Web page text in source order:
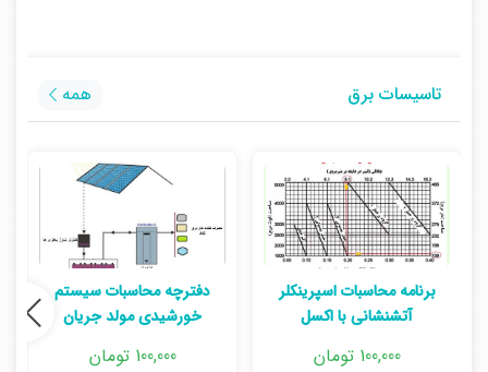
تاسیسات برق همه
برنامه محاسبات اسپرینکلر
آتشنشانی با اکسل
100,000 تومان
دفترچه محاسبات سیستم
خورشیدی مولد جریان
100,000 تومان